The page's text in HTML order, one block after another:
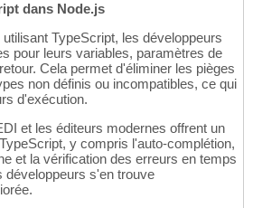
dans Node.js
TypeScript, les développeurs
pour leurs variables, paramètres de
Cela permet d'éliminer les pièges
non définis ou incompatibles, ce qui
d'exécution.
et les éditeurs modernes offrent un
y compris l'auto-complétion,
et la vérification des erreurs en temps
développeurs s'en trouve